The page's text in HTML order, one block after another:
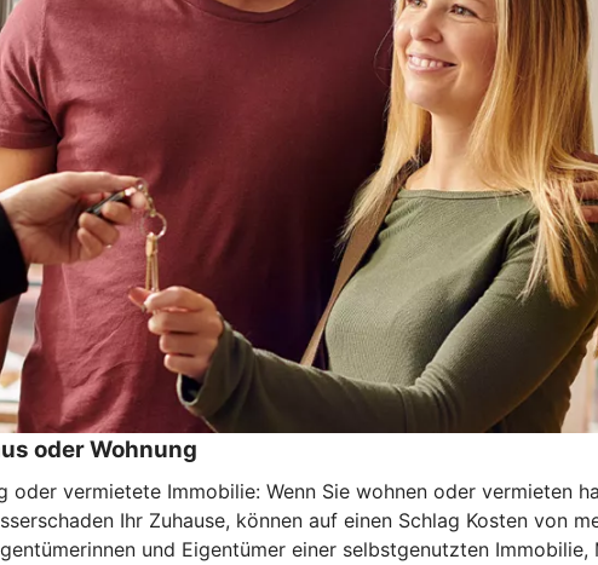
oder Wohnung
oder vermietete Immobilie: Wenn Sie wohnen oder vermieten
Ihr Zuhause, können auf einen Schlag Kosten von
und Eigentümer einer selbstgenutzten